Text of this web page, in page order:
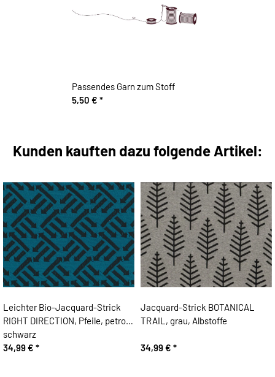
Passendes Garn zum Stoff
5,50 € *
Kunden kauften dazu folgende Artikel:
Leichter Bio-Jacquard-Strick
RIGHT DIRECTION, Pfeile, petrol-
schwarz
34,99 € *
Jacquard-Strick BOTANICAL
TRAIL, grau, Albstoffe
34,99 € *